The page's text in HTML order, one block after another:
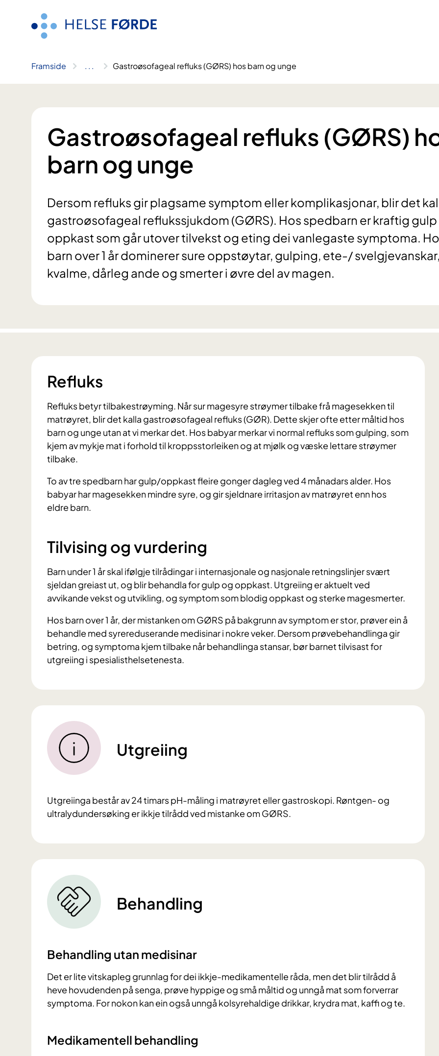
Framside .. . Gastroøsofageal refluks (GØRS) hos barn og unge
Gastroøsofageal refluks (GØRS)
barn og unge
Dersom refluks gir plagsame symptom eller komplikasjonar, blir det
gastroøsofageal reflukssjukdom (GØRS). Hos spedbarn er kraftig
oppkast som går utover tilvekst og eting dei vanlegaste symptoma.
barn over 1 år dominerer sure oppstøytar, gulping, ete-/ svelgjevanskar,
kvalme, dårleg ande og smerter i øvre del av magen.
Refluks
Refluks betyr tilbakestrøyming. Når sur magesyre strøymer tilbake frå magesekken til
matrøyret, blir det kalla gastroøsofageal refluks (GØR). Dette skjer ofte etter måltid hos
barn og unge utan at vi merkar det. Hos babyar merkar vi normal refluks som gulping, som
kjem av mykje mat i forhold til kroppsstorleiken og at mjølk og væske lettare strøymer
tilbake.
To av tre spedbarn har gulp/oppkast fleire gonger dagleg ved 4 månadars alder. Hos
babyar har magesekken mindre syre, og gir sjeldnare irritasjon av matrøyret enn hos
eldre barn.
Tilvising og vurdering
Barn under 1 år skal ifølgje tilrådingar i internasjonale og nasjonale retningslinjer svært
sjeldan greiast ut, og blir behandla for gulp og oppkast. Utgreiing er aktuelt ved
avvikande vekst og utvikling, og symptom som blodig oppkast og sterke magesmerter.
Hos barn over 1 år, der mistanken om GØRS på bakgrunn av symptom er stor, prøver ein å
behandle med syrereduserande medisinar i nokre veker. Dersom prøvebehandlinga gir
betring, og symptoma kjem tilbake når behandlinga stansar, bør barnet tilvisast for
utgreiing i spesialisthelsetenesta.
Utgreiing
Utgreiinga består av 24 timars pH-måling i matrøyret eller gastroskopi. Røntgen- og
ultralydundersøking er ikkje tilrådd ved mistanke om GØRS.
Behandling
Behandling utan medisinar
Det er lite vitskapleg grunnlag for dei ikkje-medikamentelle råda, men det blir tilrådd å
heve hovudenden på senga, prøve hyppige og små måltid og unngå mat som forverrar
symptoma. For nokon kan ein også unngå kolsyrehaldige drikkar, krydra mat, kaffi og te.
Medikamentell behandling